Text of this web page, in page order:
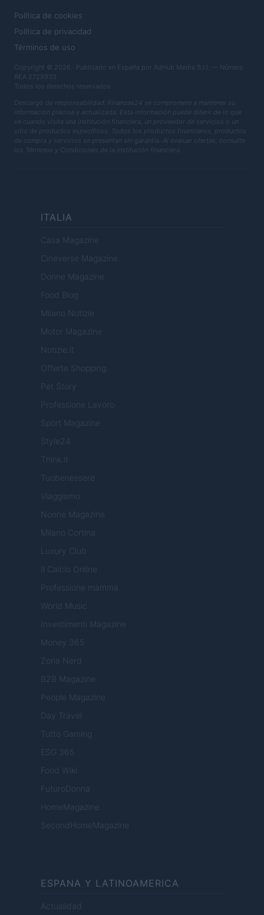
Política de cookies
Política de privacidad
Términos de uso
Copyright © 2026 · Publicado en España por AdHub Media S.r.l. — Número
REA 2729933
Todos los derechos reservados
Descargo de responsabilidad: Finanzas24 se compromete a mantener su
información precisa y actualizada. Esta información puede diferir de lo que
ve cuando visita una institución financiera, un proveedor de servicios o un
sitio de productos específicos. Todos los productos financieros, productos
de compra y servicios se presentan sin garantía. Al evaluar ofertas, consulte
los Términos y Condiciones de la institución financiera.
ITALIA
Casa Magazine
Cineverse Magazine
Donne Magazine
Food Blog
Milano Notizie
Motor Magazine
Notizie.it
Offerte Shopping
Pet Story
Professione Lavoro
Sport Magazine
Style24
Think.it
Tuobenessere
Viaggiamo
Nonne Magazine
Milano Cortina
Luxury Club
Il Calcio Online
Professione mamma
World Music
Investimenti Magazine
Money 365
Zona Nerd
B2B Magazine
People Magazine
Day Travel
Tutto Gaming
ESG 365
Food Wiki
FuturoDonna
HomeMagazine
SecondHomeMagazine
ESPANA Y LATINOAMERICA
Actualidad